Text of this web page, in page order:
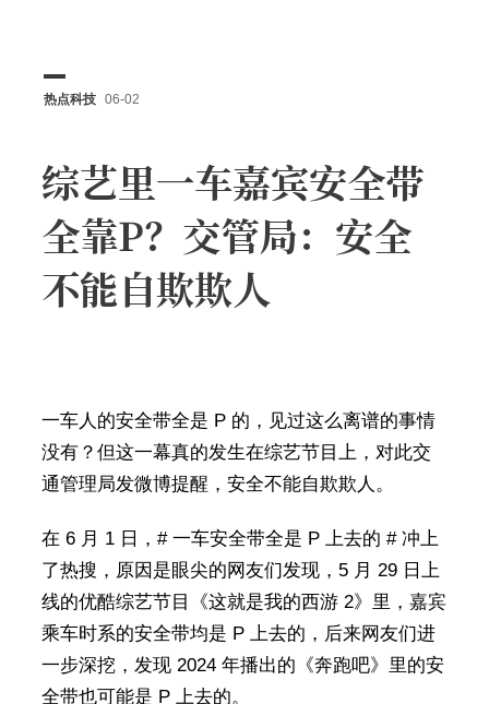
热点科技 06-02
综艺里一车嘉宾安全带
全靠P？交管局：安全
不能自欺欺人
一车人的安全带全是 P 的，见过这么离谱的事情
没有？但这一幕真的发生在综艺节目上，对此交
通管理局发微博提醒，安全不能自欺欺人。
在 6 月 1 日，# 一车安全带全是 P 上去的 # 冲上
了热搜，原因是眼尖的网友们发现，5 月 29 日上
线的优酷综艺节目《这就是我的西游 2》里，嘉宾
乘车时系的安全带均是 P 上去的，后来网友们进
一步深挖，发现 2024 年播出的《奔跑吧》里的安
全带也可能是 P 上去的。